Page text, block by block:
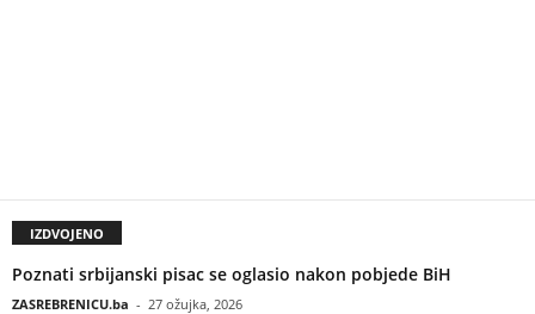
IZDVOJENO
Poznati srbijanski pisac se oglasio nakon pobjede BiH
ZASREBRENICU.ba - 27 ožujka, 2026